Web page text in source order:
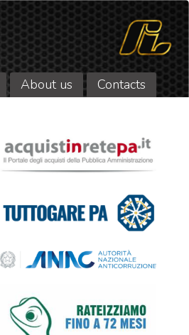
About us Contacts